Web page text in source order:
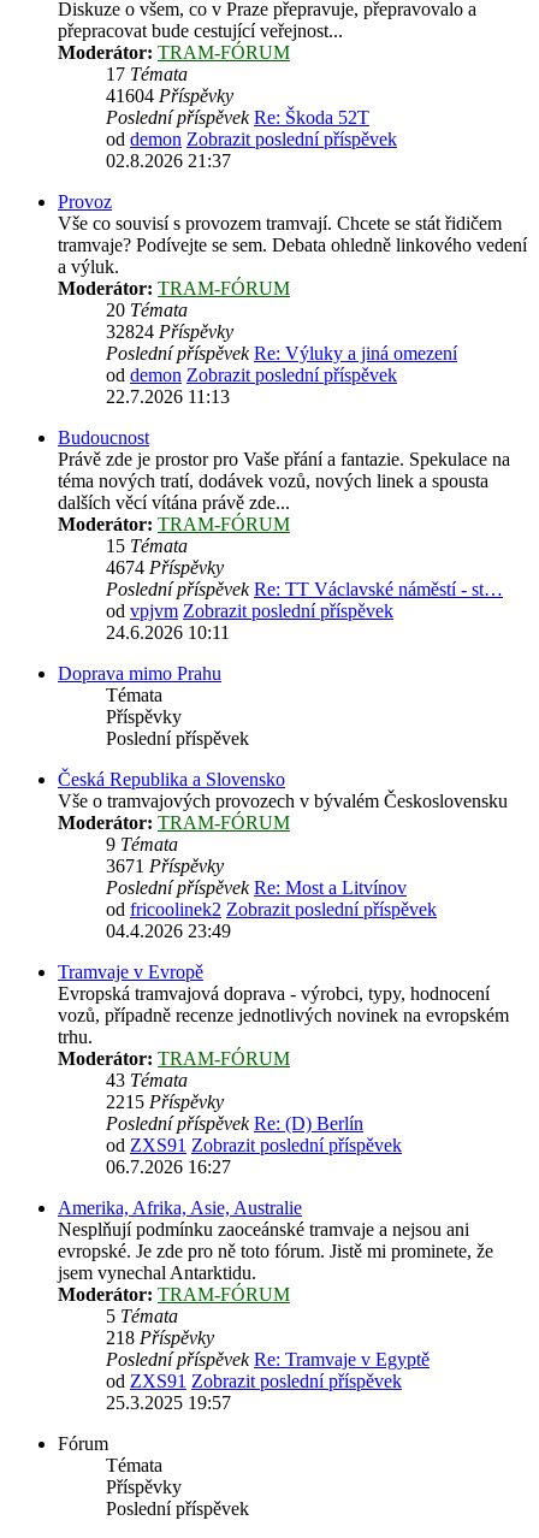
Diskuze o všem, co v Praze přepravuje, přepravovalo a
přepracovat bude cestující veřejnost...
Moderátor: TRAM-FÓRUM
17 Témata
41604 Příspěvky
Poslední příspěvek Re: Škoda 52T
od demon Zobrazit poslední příspěvek
02.8.2026 21:37
Provoz
Vše co souvisí s provozem tramvají. Chcete se stát řidičem
tramvaje? Podívejte se sem. Debata ohledně linkového vedení
a výluk.
Moderátor: TRAM-FÓRUM
20 Témata
32824 Příspěvky
Poslední příspěvek Re: Výluky a jiná omezení
od demon Zobrazit poslední příspěvek
22.7.2026 11:13
Budoucnost
Právě zde je prostor pro Vaše přání a fantazie. Spekulace na
téma nových tratí, dodávek vozů, nových linek a spousta
dalších věcí vítána právě zde...
Moderátor: TRAM-FÓRUM
15 Témata
4674 Příspěvky
Poslední příspěvek Re: TT Václavské náměstí - st…
od vpjvm Zobrazit poslední příspěvek
24.6.2026 10:11
Doprava mimo Prahu
Témata
Příspěvky
Poslední příspěvek
Česká Republika a Slovensko
Vše o tramvajových provozech v bývalém Československu
Moderátor: TRAM-FÓRUM
9 Témata
3671 Příspěvky
Poslední příspěvek Re: Most a Litvínov
od fricoolinek2 Zobrazit poslední příspěvek
04.4.2026 23:49
Tramvaje v Evropě
Evropská tramvajová doprava - výrobci, typy, hodnocení
vozů, případně recenze jednotlivých novinek na evropském
trhu.
Moderátor: TRAM-FÓRUM
43 Témata
2215 Příspěvky
Poslední příspěvek Re: (D) Berlín
od ZXS91 Zobrazit poslední příspěvek
06.7.2026 16:27
Amerika, Afrika, Asie, Australie
Nesplňují podmínku zaoceánské tramvaje a nejsou ani
evropské. Je zde pro ně toto fórum. Jistě mi prominete, že
jsem vynechal Antarktidu.
Moderátor: TRAM-FÓRUM
5 Témata
218 Příspěvky
Poslední příspěvek Re: Tramvaje v Egyptě
od ZXS91 Zobrazit poslední příspěvek
25.3.2025 19:57
Fórum
Témata
Příspěvky
Poslední příspěvek